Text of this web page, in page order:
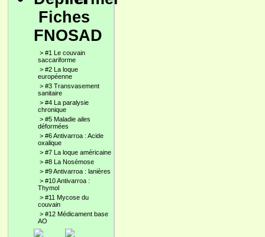
Fiches
FNOSAD
> #1 Le couvain
saccariforme
> #2 La loque
européenne
> #3 Transvasement
sanitaire
> #4 La paralysie
chronique
> #5 Maladie ailes
déformées
> #6 Antivarroa : Acide
oxalique
> #7 La loque américaine
> #8 La Nosémose
> #9 Antivarroa : lanières
> #10 Antivarroa :
Thymol
> #11 Mycose du
couvain
> #12 Médicament base
AO